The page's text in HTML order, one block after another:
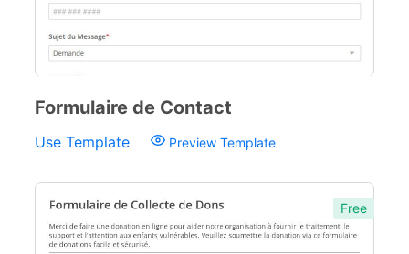
Formulaire de Contact
Use Template Preview Template
Free